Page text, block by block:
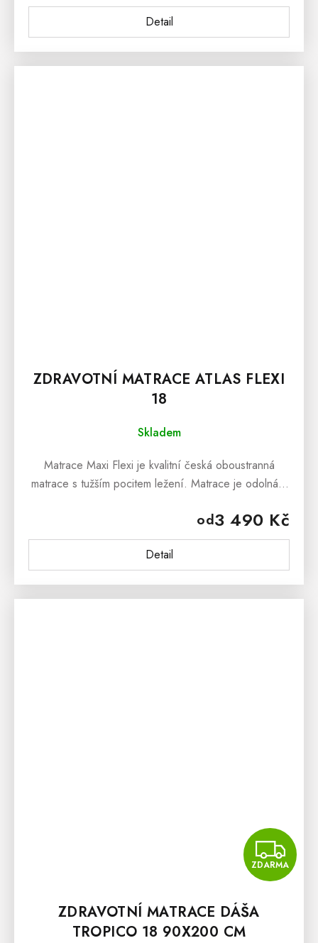
Detail
ZDRAVOTNÍ MATRACE ATLAS FLEXI
18
Skladem
od3 490 Kč
Detail
Matrace Maxi Flexi je kvalitní česká oboustranná
matrace s tužším pocitem ležení. Matrace je odolná a
ZDARMA
ZDRAVOTNÍ MATRACE DÁŠA
TROPICO 18 90X200 CM